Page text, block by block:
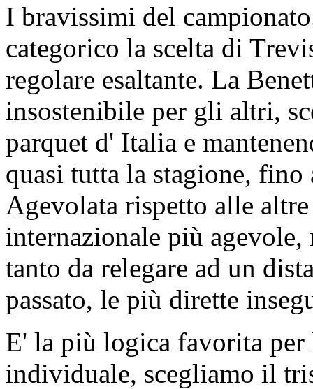
I bravissimi del
categorico la scelta di
regolare esaltante. La
insostenibile per gli altri,
parquet d' Italia e
quasi tutta la stagione,
Agevolata rispetto alle
internazionale più
tanto da relegare ad un
passato, le più dirette
E' la più logica favorita
individuale, scegliamo il